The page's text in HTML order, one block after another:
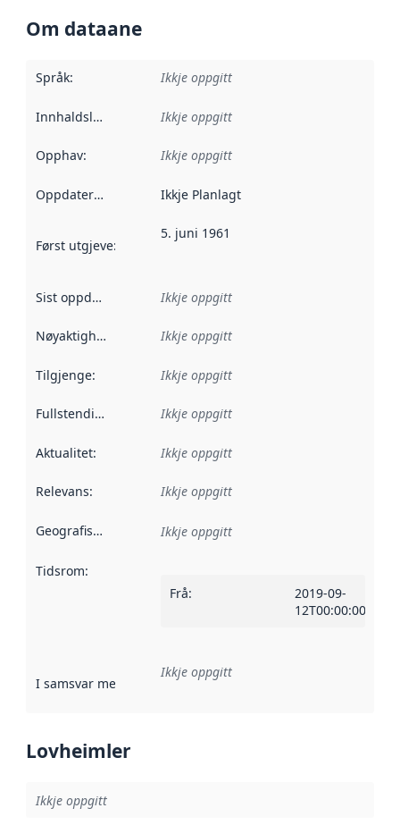
Om dataane
Språk: Ikkje oppgitt
Innhaldsleverandørar :
Ikkje oppgitt
Opphav: Ikkje oppgitt
Oppdateringsfrekvens :
Ikkje Planlagt
Først utgjeve: Denne datoen seier når dataa i dette
5. juni 1961
Sist oppdatert Ikkje oppgitt
Nøyaktigheit Ikkje oppgitt
Tilgjenge: Ikkje oppgitt
Fullstendigheit Ikkje oppgitt
Aktualitet: Ikkje oppgitt
Relevans: Ikkje oppgitt
Geografisk område Ikkje oppgitt
Tidsrom:
Frå:
2019-09-
12T00:00:00Z
I samsvar med Referanse til ei implementeringsregel eller
Ikkje oppgitt
Lovheimler
Ikkje oppgitt